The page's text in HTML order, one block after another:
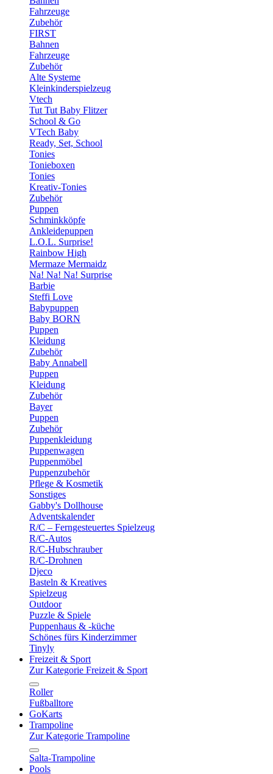
Fahrzeuge
Zubehör
FIRST
Bahnen
Fahrzeuge
Zubehör
Alte Systeme
Kleinkinderspielzeug
Vtech
Tut Tut Baby Flitzer
School & Go
VTech Baby
Ready, Set, School
Tonies
Tonieboxen
Tonies
Kreativ-Tonies
Zubehör
Puppen
Schminkköpfe
Ankleidepuppen
L.O.L. Surprise!
Rainbow High
Mermaze Mermaidz
Na! Na! Na! Surprise
Barbie
Steffi Love
Babypuppen
Baby BORN
Puppen
Kleidung
Zubehör
Baby Annabell
Puppen
Kleidung
Zubehör
Bayer
Puppen
Zubehör
Puppenkleidung
Puppenwagen
Puppenmöbel
Puppenzubehör
Pflege & Kosmetik
Sonstiges
Gabby's Dollhouse
Adventskalender
R/C – Ferngesteuertes Spielzeug
R/C-Autos
R/C-Hubschrauber
R/C-Drohnen
Djeco
Basteln & Kreatives
Spielzeug
Outdoor
Puzzle & Spiele
Puppenhaus & -küche
Schönes fürs Kinderzimmer
Tinyly
Freizeit & Sport
Zur Kategorie Freizeit & Sport
Roller
Fußballtore
GoKarts
Trampoline
Zur Kategorie Trampoline
Salta-Trampoline
Pools